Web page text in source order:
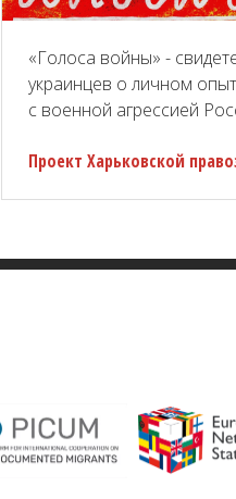
«Голоса войны» -
украинцев о личном
с военной агрессией
Проект Харьковской